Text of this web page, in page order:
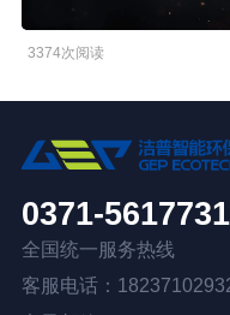
3374次阅读
0371-
全国统一服务热线
客服电话：